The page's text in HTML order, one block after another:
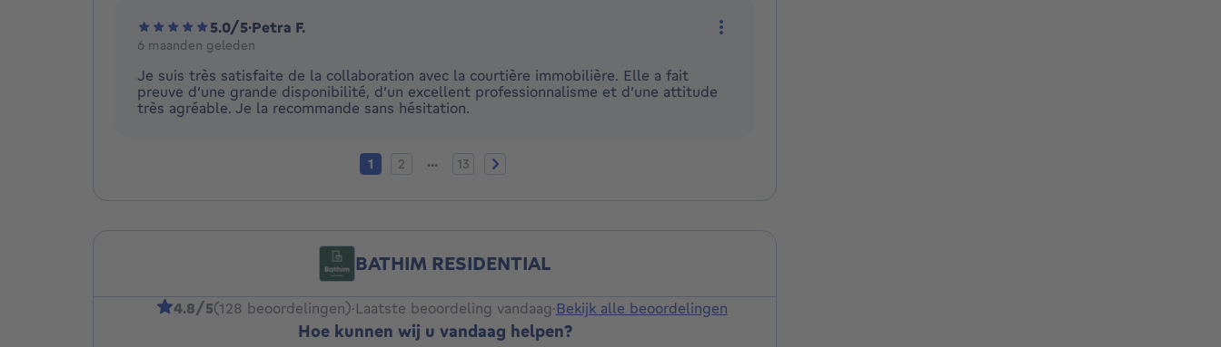
5.0/5·Petra F.
6 maanden geleden
Je suis très satisfaite de la collaboration avec la courtière immobilière. Elle a fait
preuve d’une grande disponibilité, d’un excellent professionnalisme et d’une attitude
très agréable. Je la recommande sans hésitation.
Huidige pagina
1 Pagina 2
2 ... Pagina 13
13 Volgende pagina
BATHIM RESIDENTIAL
4.8/5(128 beoordelingen)·Laatste beoordeling vandaag·Bekijk alle beoordelingen
Hoe kunnen wij u vandaag helpen?